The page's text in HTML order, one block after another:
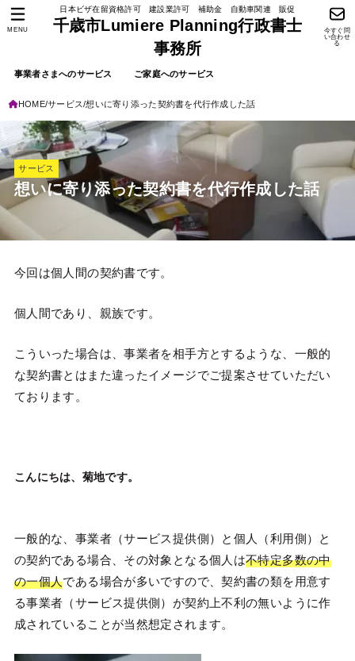
日本ビザ在留資格許可 建設業許可 補助金 自動車関連 販促
千歳市Lumiere Planning行政書士
事務所
事業者さまへのサービス ご家庭へのサービス
今すぐ問
い合わせ
る
MENU
HOME サービス 想いに寄り添った契約書を代行作成した話
サービス
想いに寄り添った契約書を代行作成した話
今回は個人間の契約書です。
個人間であり、親族です。
こういった場合は、事業者を相手方とするような、一般的
な契約書とはまた違ったイメージでご提案させていただい
ております。
こんにちは、菊地です。
一般的な、事業者（サービス提供側）と個人（利用側）と
の契約である場合、その対象となる個人は不特定多数の中
の一個人である場合が多いですので、契約書の類を用意す
る事業者（サービス提供側）が契約上不利の無いように作
成されていることが当然想定されます。